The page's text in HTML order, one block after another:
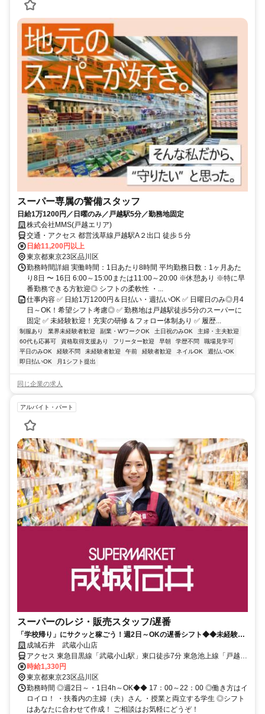
スーパー専属の警備スタッフ
日給1万1200円／日曜のみ／戸越駅5分／勤務地固定
株式会社MMS(戸越エリア)
交通・アクセス 都営浅草線戸越駅A２出口 徒歩５分
日給11,200円以上
東京都東京23区品川区
勤務時間詳細 実働時間：1日あたり8時間 平均勤務日数：1ヶ月あた
り8日 〜 16日 6:00～15:00または11:00～20:00 ※休憩あり ※特に早
番勤務できる方歓迎◎ シフトの柔軟性 ・...
仕事内容 ✅ 日給1万1200円＆日払い・週払いOK ✅ 日曜日のみ◎月4
日～OK！希望シフト考慮◎ ✅ 勤務地は戸越駅徒歩5分のスーパーに
固定 ✅ 未経験歓迎！充実の研修＆フォロー体制あり ✅ 履歴...
制服あり 業界未経験者歓迎 副業・WワークOK 土日祝のみOK
主婦・主夫歓迎
60代も応募可
資格取得支援あり フリーター歓迎 早朝 学歴不問
職場見学可
平日のみOK
経験不問 未経験者歓迎 午前 経験者歓迎 ネイルOK
週払いOK
即日払いOK
月1シフト提出
同じ企業の求人
アルバイト・パート
スーパーのレジ・販売スタッフ/遅番
「学校帰り」にサクッと稼ごう！週2日～OKの遅番シフト◆◆未経験ス
タートＯＫ！時間帯加算で時給ＵＰも◎
成城石井 武蔵小山店
アクセス 東急目黒線「武蔵小山駅」東口徒歩7分 東急池上線「戸越銀
座駅」徒歩10分
時給1,330円
東京都東京23区品川区
勤務時間 ◎週2日～・1日4h～OK◆◆ 17：00～22：00 ◎働き方はイ
ロイロ！ ・扶養内の主婦（夫）さん ・授業と両立する学生 ◎シフト
はあなたに合わせて作成！ ご相談はお気軽にどうぞ！